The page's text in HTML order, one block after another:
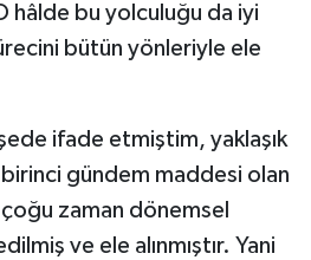
hâlde bu yolculuğu da iyi
bütün yönleriyle ele
ifade etmiştim, yaklaşık
birinci gündem maddesi olan
zaman dönemsel
ve ele alınmıştır. Yani